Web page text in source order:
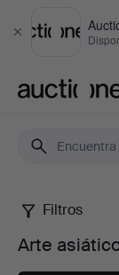
Cerrar
Arte
asiático
Filtros
Arte